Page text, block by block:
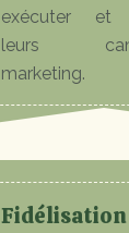
exécuter et
leurs
marketing.